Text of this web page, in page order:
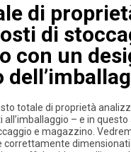
di
di
con un
totale di proprietà
– e in questo
e magazzino.
correttamente dimensionati